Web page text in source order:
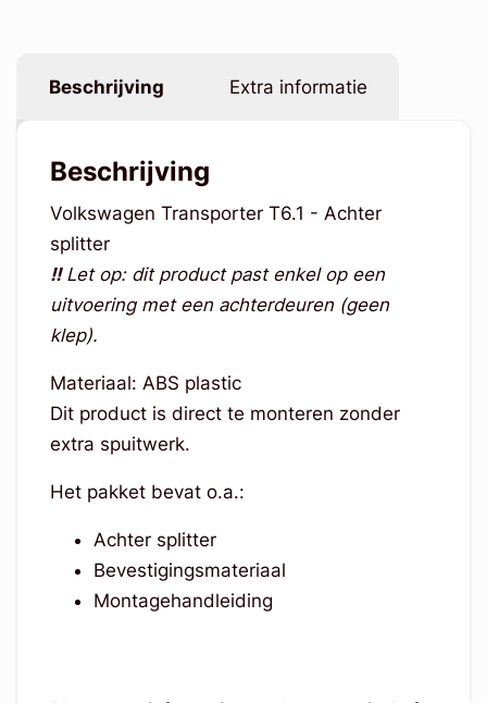
Beschrijving Extra informatie
Beschrijving
Volkswagen Transporter T6.1 - Achter
splitter
!!Let op: dit product past enkel op een
uitvoering met een achterdeuren (geen
klep).
Materiaal: ABS plastic
Dit product is direct te monteren zonder
extra spuitwerk.
Het pakket bevat o.a.:
Achter splitter
Bevestigingsmateriaal
Montagehandleiding